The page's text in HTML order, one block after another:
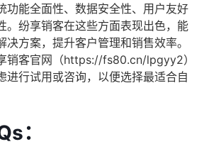
功能全面性、数据安全性、用户友好
。纷享销客在这些方面表现出色，能
方案，提升客户管理和销售效率。
销客官网（https://fs80.cn/lpgyy2）
进行试用或咨询，以便选择最适合自
：